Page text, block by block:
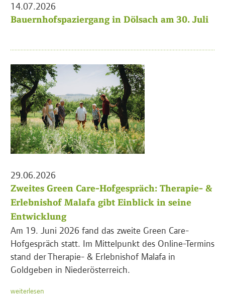
14.07.2026
Bauernhofspaziergang in Dölsach am 30. Juli
29.06.2026
Zweites Green Care-Hofgespräch: Therapie- &
Erlebnishof Malafa gibt Einblick in seine
Entwicklung
Am 19. Juni 2026 fand das zweite Green Care-
Hofgespräch statt. Im Mittelpunkt des Online-Termins
stand der Therapie- & Erlebnishof Malafa in
Goldgeben in Niederösterreich.
weiterlesen